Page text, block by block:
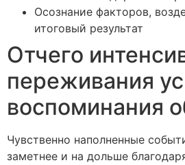
Осознание факторов,
итоговый результат
Отчего
переживания
воспоминания
Чувственно наполненные
заметнее и на дольше